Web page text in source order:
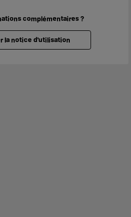
complémentaires ?
la notice d'utilisation